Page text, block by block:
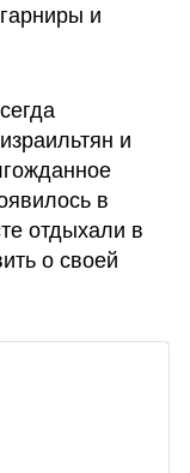
и
и
в
отдыхали в
о своей